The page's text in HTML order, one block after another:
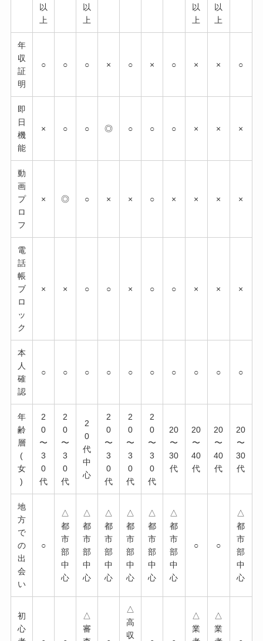
以
上
以
上
以
上
以
上
年
収
証
明
○ ○ ○ × ○ × ○ × × ○
即
日
機
能
× ○ ○ ◎ ○ ○ ○ × × ×
動
画
プ
ロ
フ
× ◎ ○ × × ○ × × × ×
電
話
帳
ブ
ロ
ッ
ク
× × ○ ○ × ○ ○ × × ×
本
人
確
認
○ ○ ○ ○ ○ ○ ○ ○ ○ ○
年
齢
層
(
女
)
2
0
〜
3
0
代
2
0
〜
3
0
代
2
0
代
中
心
2
0
〜
3
0
代
2
0
〜
3
0
代
2
0
〜
3
0
代
20
〜
30
代
20
〜
40
代
20
〜
40
代
20
〜
30
代
地
方
で
の
出
会
い
○
△
都
市
部
中
心
△
都
市
部
中
心
△
都
市
部
中
心
△
都
市
部
中
心
△
都
市
部
中
心
△
都
市
部
中
心
○ ○
△
都
市
部
中
心
初
心
△
審
△
高
収
△
業
△
業